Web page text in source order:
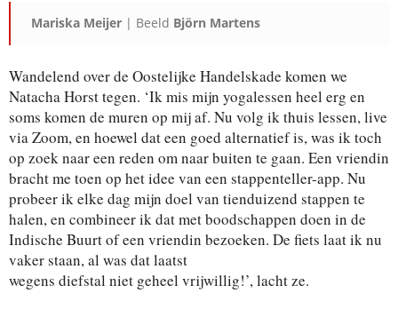
Mariska Meijer | Beeld Björn Martens
Wandelend over de Oostelijke Handelskade komen we
Natacha Horst tegen. ‘Ik mis mijn yogalessen heel erg en
soms komen de muren op mij af. Nu volg ik thuis lessen, live
via Zoom, en hoewel dat een goed alternatief is, was ik toch
op zoek naar een reden om naar buiten te gaan. Een vriendin
bracht me toen op het idee van een stappenteller-app. Nu
probeer ik elke dag mijn doel van tienduizend stappen te
halen, en combineer ik dat met boodschappen doen in de
Indische Buurt of een vriendin bezoeken. De fiets laat ik nu
vaker staan, al was dat laatst
wegens diefstal niet geheel vrijwillig!’, lacht ze.